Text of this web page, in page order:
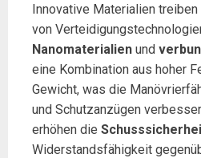
Innovative Materialien
von
Nanomaterialien und
eine Kombination aus hoher
Gewicht, was die
und Schutzanzügen
erhöhen die
Widerstandsfähigkeit